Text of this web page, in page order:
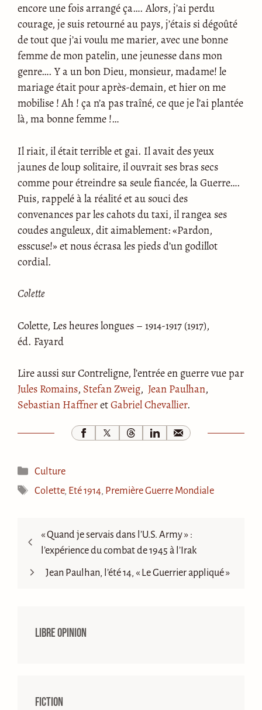
encore une fois arrangé ça…. Alors, j’ai perdu
courage, je suis retourné au pays, j’étais si dégoûté
de tout que j’ai voulu me marier, avec une bonne
femme de mon patelin, une jeunesse dans mon
genre…. Y a un bon Dieu, monsieur, madame! le
mariage était pour après-demain, et hier on me
mobilise ! Ah ! ça n’a pas traîné, ce que je l’ai plantée
là, ma bonne femme !…
Il riait, il était terrible et gai. Il avait des yeux
jaunes de loup solitaire, il ouvrait ses bras secs
comme pour étreindre sa seule fiancée, la Guerre….
Puis, rappelé à la réalité et au souci des
convenances par les cahots du taxi, il rangea ses
coudes anguleux, dit aimablement: «Pardon,
esscuse!» et nous écrasa les pieds d’un godillot
cordial.
Colette
Colette, Les heures longues – 1914-1917 (1917),
éd. Fayard
Lire aussi sur Contreligne, l’entrée en guerre vue par
Jules Romains, Stefan Zweig, Jean Paulhan,
Sebastian HaffneretGabriel Chevallier.
Catégories
Culture
Étiquettes
Colette, Eté 1914, Première Guerre Mondiale
« Quand je servais dans l’U.S. Army » :
l’expérience du combat de 1945 à l’Irak
Jean Paulhan, l’été 14, « Le Guerrier appliqué »
Libre opinion
Fiction